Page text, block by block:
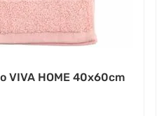
VIVA HOME 40x60cm